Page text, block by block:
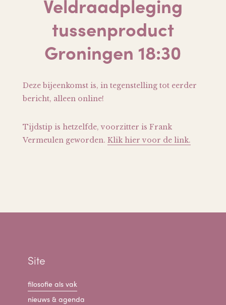
Veldraadpleging
tussenproduct
Groningen 18:30
Deze bijeenkomst is, in tegenstelling tot eerder
bericht, alleen online!
Tijdstip is hetzelfde, voorzitter is Frank
Vermeulen geworden. Klik hier voor de link.
Site
filosofie als vak
nieuws & agenda